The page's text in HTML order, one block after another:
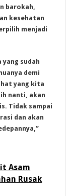
barokah,
kesehatan
menjadi
yang sudah
demi
yang kita
nanti, akan
Tidak sampai
dan akan
Asam
Rusak